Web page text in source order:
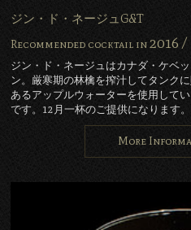
ジン・ド・ネージュG&T
Recommended cocktail in2016 /
ジン・ド・ネージュはカナダ・ケベ
ン。厳寒期の林檎を搾汁してタンク
あるアップルウォーターを使用して
です。12月一杯のご提供になります。
More